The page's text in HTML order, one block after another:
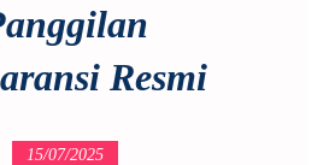
Resmi
15/07/2025